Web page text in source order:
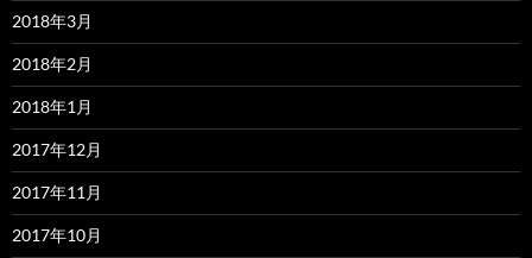
2018年3月
2018年2月
2018年1月
2017年12月
2017年11月
2017年10月